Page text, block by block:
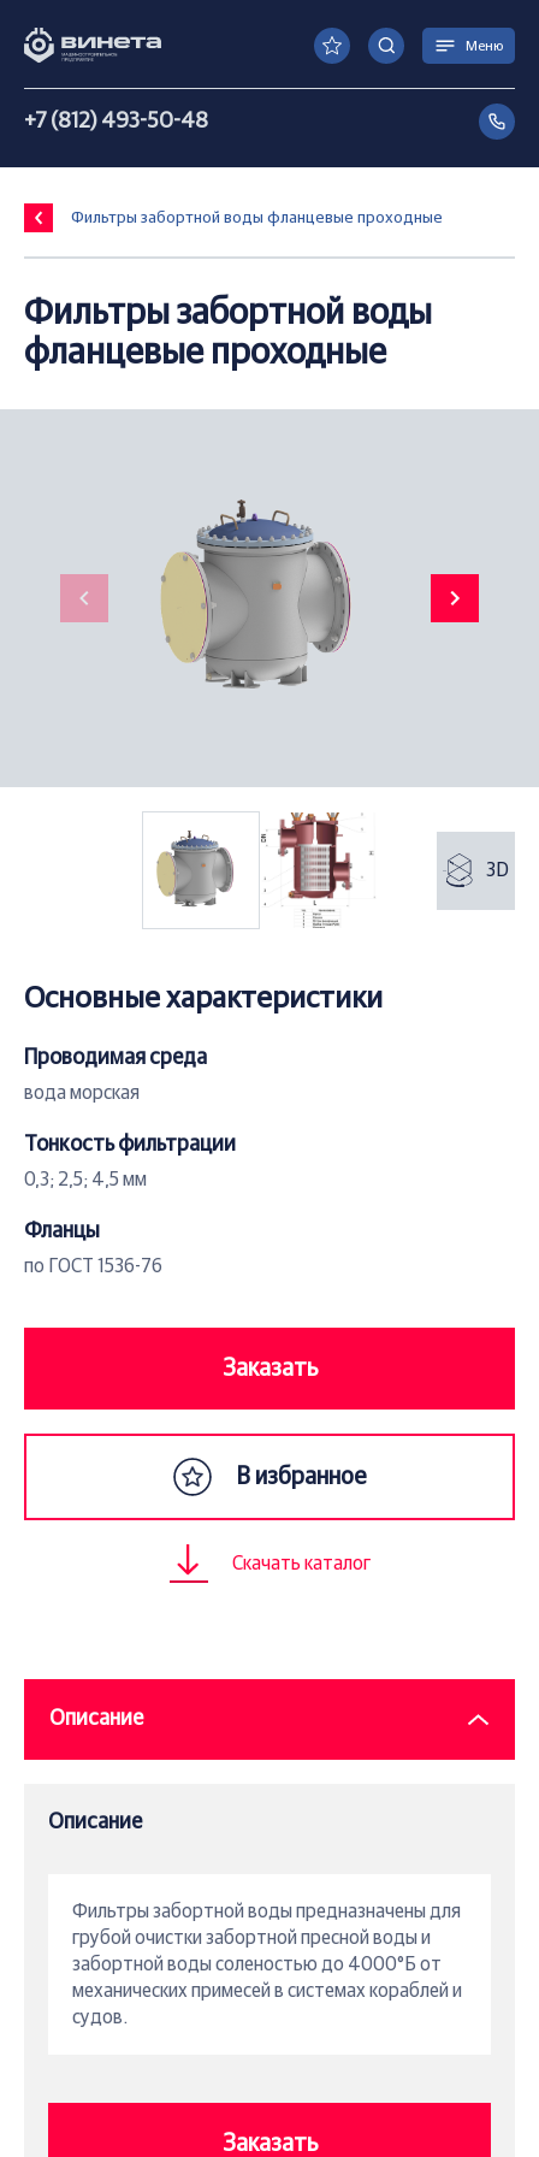
Меню
+7 (812) 493-50-48
Фильтры забортной воды фланцевые проходные
Фильтры забортной воды
фланцевые проходные
3D
Основные характеристики
Проводимая среда
вода морская
Тонкость фильтрации
0,3; 2,5; 4,5 мм
Фланцы
по ГОСТ 1536-76
Заказать
В избранное
Скачать каталог
Описание
Описание
Фильтры забортной воды предназначены для
грубой очистки забортной пресной воды и
забортной воды соленостью до 4000°Б от
механических примесей в системах кораблей и
судов.
Заказать